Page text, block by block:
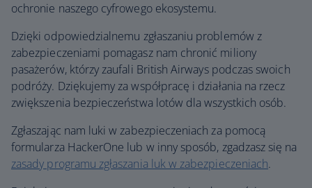
ochronie naszego cyfrowego ekosystemu.
Dzięki odpowiedzialnemu zgłaszaniu problemów z
zabezpieczeniami pomagasz nam chronić miliony
pasażerów, którzy zaufali British Airways podczas swoich
podróży. Dziękujemy za współpracę i działania na rzecz
zwiększenia bezpieczeństwa lotów dla wszystkich osób.
Zgłaszając nam luki w zabezpieczeniach za pomocą
formularza HackerOne lub w inny sposób, zgadzasz się na
zasady programu zgłaszania luk w zabezpieczeniach.